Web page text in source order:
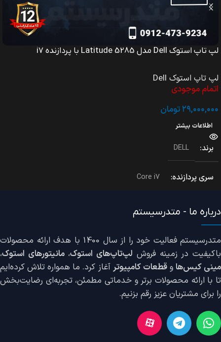
لپ تاپ استوک Dell مدل Precision 7550 با پردازنده i7
لپ تاپ استوک Dell
موجود در انبار
۹۸,۸۰۰,۰۰۰تومان
افزودن به سبد خرید
سری پردازنده
حافظه RAM 16 گیگابایت
حافظه داخلی
وضعیت دستگاه استوک Grade A
سایر ویژگی‌ها حسگر اثر انگشت, کارت خوان
کاربری
برنامه نویسی, تجاری, تریید, حسابداری, دانشجویی, روزمره, گرافیکی
درباره ما - متدرسیستم
متدرسیستم فعالیت خود را از سال 1400 با هدف ارائه محصولات
باکیفیت در زمینه فروش لپ‌تاپ‌های استوک،مانیتورهای استوک،
مینی کیس‌هاوقطعات کامپیوترآغاز کرد. ما همواره تلاش کرده‌ایم
تا با ارائه محصولات برتر و خدماتی مطمئن، تجربه‌ای رضایت‌بخش
را برای مشتریان عزیز رقم بزنیم.